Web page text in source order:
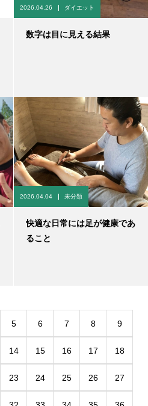
2026.04.26 ダイエット
数字は目に見える結果
2026.04.04 未分類
快適な日常には足が健康であ
ること
5 6 7 8 9
14 15 16 17 18
23 24 25 26 27